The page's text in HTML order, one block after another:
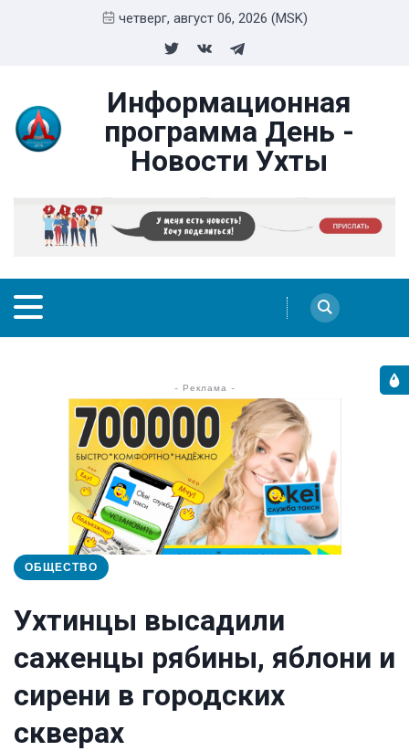
четверг, август 06, 2026 (MSK)
Информационная
программа День -
Новости Ухты
- Реклама -
ОБЩЕСТВО
Ухтинцы высадили
саженцы рябины, яблони и
сирени в городских
скверах